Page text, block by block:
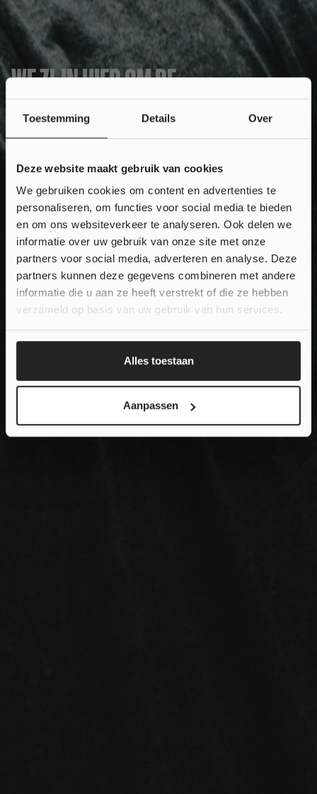
Toestemming Details Over
Deze website maakt gebruik van cookies
We gebruiken cookies om content en advertenties te
personaliseren, om functies voor social media te bieden
en om ons websiteverkeer te analyseren. Ook delen we
informatie over uw gebruik van onze site met onze
partners voor social media, adverteren en analyse. Deze
partners kunnen deze gegevens combineren met andere
informatie die u aan ze heeft verstrekt of die ze hebben
verzameld op basis van uw gebruik van hun services.
Alles toestaan
Aanpassen
WE ZIJN HIER OM DE
GEBRUIKS
NUTRITION TE
VERLEGGEN.
Wil je 10% korting
op jouw bestelling?
Ja, klinkt goed!
Nee, ik wil geen korting...